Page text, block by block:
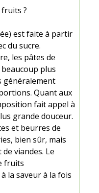
?
est faite à partir
du sucre.
les pâtes de
plus
généralement
Quant aux
fait appel à
grande douceur.
et beurres de
bien sûr, mais
viandes. Le
fruits
la saveur à la fois